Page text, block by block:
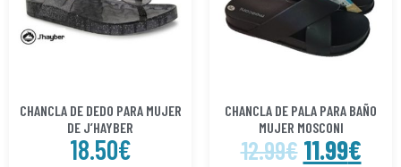
CHANCLA DE DEDO PARA MUJER
DE J’HAYBER
18.50€
CHANCLA DE PALA PARA BAÑO
MUJER MOSCONI
12.99€ 11.99€